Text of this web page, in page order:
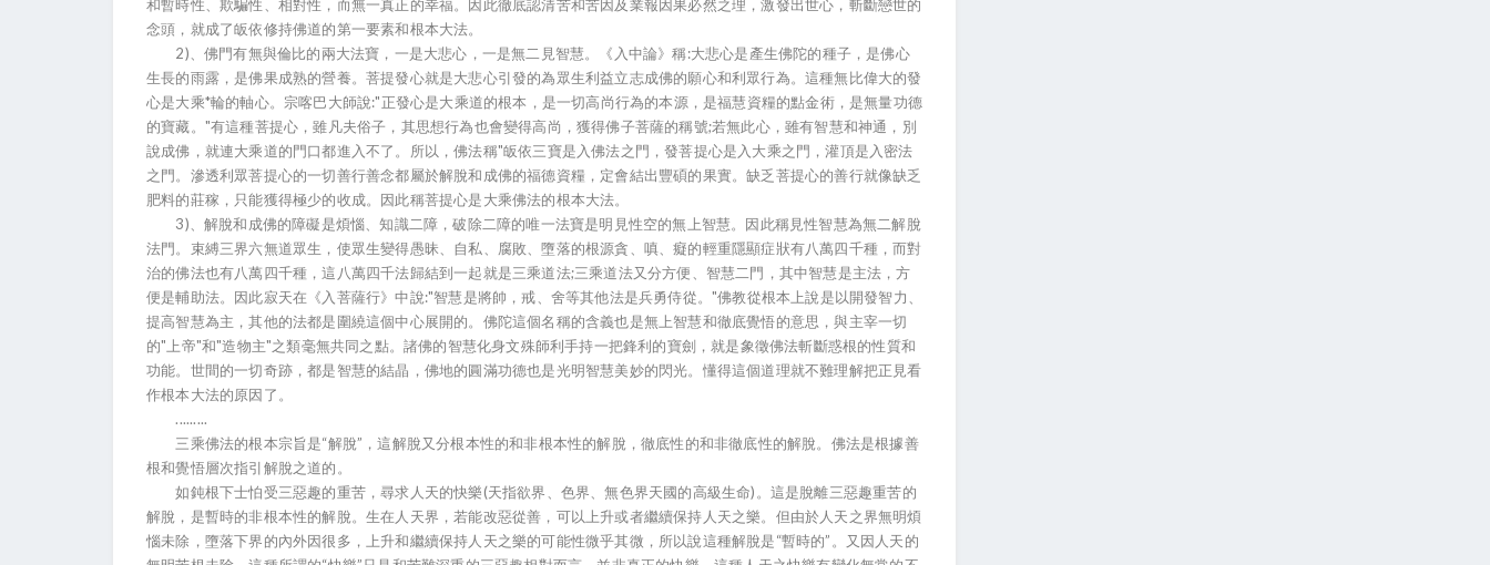
和暫時性、欺騙性、相對性，而無一真正的幸福。因此徹底認清苦和苦因及業報因果必然之理，激發出世心，斬斷戀世的
念頭，就成了皈依修持佛道的第一要素和根本大法。
2)、佛門有無與倫比的兩大法寶，一是大悲心，一是無二見智慧。《入中論》稱:大悲心是產生佛陀的種子，是佛心
生長的雨露，是佛果成熟的營養。菩提發心就是大悲心引發的為眾生利益立志成佛的願心和利眾行為。這種無比偉大的發
心是大乘*輪的軸心。宗喀巴大師說:"正發心是大乘道的根本，是一切高尚行為的本源，是福慧資糧的點金術，是無量功德
的寶藏。"有這種菩提心，雖凡夫俗子，其思想行為也會變得高尚，獲得佛子菩薩的稱號;若無此心，雖有智慧和神通，別
說成佛，就連大乘道的門口都進入不了。所以，佛法稱"皈依三寶是入佛法之門，發菩提心是入大乘之門，灌頂是入密法
之門。滲透利眾菩提心的一切善行善念都屬於解脫和成佛的福德資糧，定會結出豐碩的果實。缺乏菩提心的善行就像缺乏
肥料的莊稼，只能獲得極少的收成。因此稱菩提心是大乘佛法的根本大法。
3)、解脫和成佛的障礙是煩惱、知識二障，破除二障的唯一法寶是明見性空的無上智慧。因此稱見性智慧為無二解脫
法門。束縛三界六無道眾生，使眾生變得愚昧、自私、腐敗、墮落的根源貪、嗔、癡的輕重隱顯症狀有八萬四千種，而對
治的佛法也有八萬四千種，這八萬四千法歸結到一起就是三乘道法;三乘道法又分方便、智慧二門，其中智慧是主法，方
便是輔助法。因此寂天在《入菩薩行》中說:"智慧是將帥，戒、舍等其他法是兵勇侍從。"佛教從根本上說是以開發智力、
提高智慧為主，其他的法都是圍繞這個中心展開的。佛陀這個名稱的含義也是無上智慧和徹底覺悟的意思，與主宰一切
的"上帝"和"造物主"之類毫無共同之點。諸佛的智慧化身文殊師利手持一把鋒利的寶劍，就是象徵佛法斬斷惑根的性質和
功能。世間的一切奇跡，都是智慧的結晶，佛地的圓滿功德也是光明智慧美妙的閃光。懂得這個道理就不難理解把正見看
作根本大法的原因了。
.........
三乘佛法的根本宗旨是“解脫”，這解脫又分根本性的和非根本性的解脫，徹底性的和非徹底性的解脫。佛法是根據善
根和覺悟層次指引解脫之道的。
如鈍根下士怕受三惡趣的重苦，尋求人天的快樂(天指欲界、色界、無色界天國的高級生命)。這是脫離三惡趣重苦的
解脫，是暫時的非根本性的解脫。生在人天界，若能改惡從善，可以上升或者繼續保持人天之樂。但由於人天之界無明煩
惱未除，墮落下界的內外因很多，上升和繼續保持人天之樂的可能性微乎其微，所以說這種解脫是“暫時的”。又因人天的